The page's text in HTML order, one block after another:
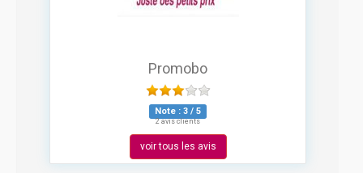
Promobo
Note : 3 / 5
2 avis clients
voir tous les avis